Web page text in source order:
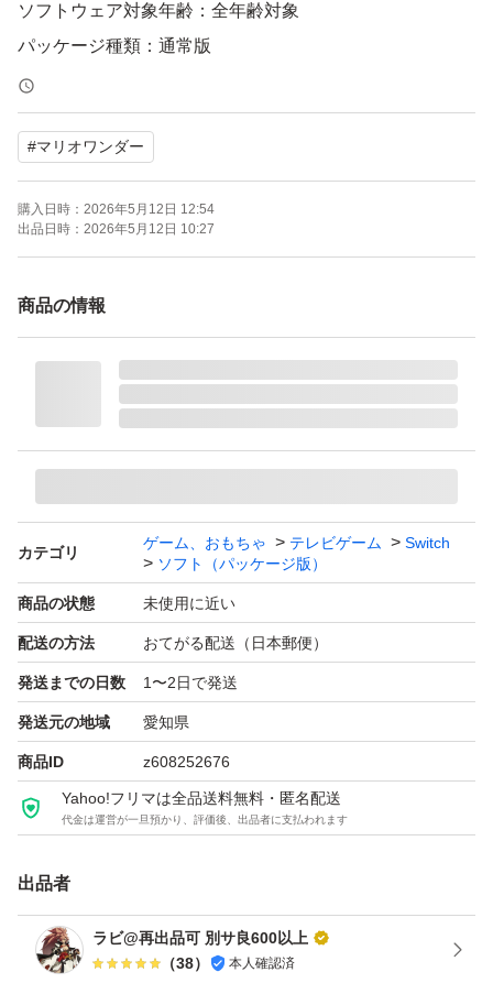
ソフトウェア対象年齢：全年齢対象
パッケージ種類：通常版
オンライン：オンライン対応
プレイモード：TVモード対応 テーブルモード対応 携帯モ
ード対応
携帯モードプレイ人数：1 人
#マリオワンダー
購入日時： 2026年5月12日 12:54
出品日時： 2026年5月12日 10:27
商品の情報
カテゴリ
ゲーム、おもちゃ テレビゲーム
Switch
ソフト（パッケージ版）
商品の状態 未使用に近い
配送の方法 おてがる配送（日本郵便）
発送までの日数 1〜2日で発送
発送元の地域 愛知県
商品ID z608252676
Yahoo!フリマは全品送料無料・匿名配送
代金は運営が一旦預かり、評価後、出品者に支払われます
出品者
ラビ@再出品可 別サ良600以上
（38） 本人確認済